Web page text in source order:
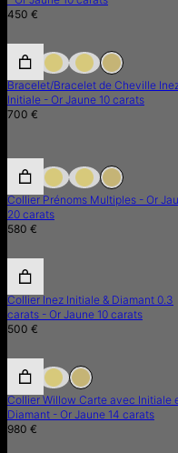
450 €
Bracelet/Bracelet de Cheville
Initiale - Or Jaune 10 carats
700 €
Collier Prénoms Multiples - Or
20 carats
580 €
Collier Inez Initiale & Diamant 0.3
carats - Or Jaune 10 carats
500 €
Collier Willow Carte avec Initiale
Diamant - Or Jaune 14 carats
980 €